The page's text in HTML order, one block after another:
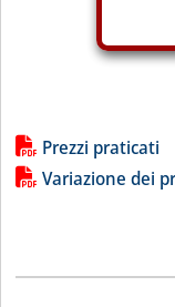
Lista allegati
Prezzi praticati
Variazione dei